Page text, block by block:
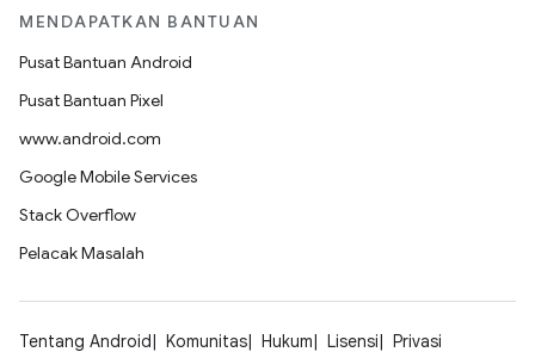
MENDAPATKAN BANTUAN
Pusat Bantuan Android
Pusat Bantuan Pixel
www.android.com
Google Mobile Services
Stack Overflow
Pelacak Masalah
Tentang Android Komunitas Hukum Lisensi Privasi